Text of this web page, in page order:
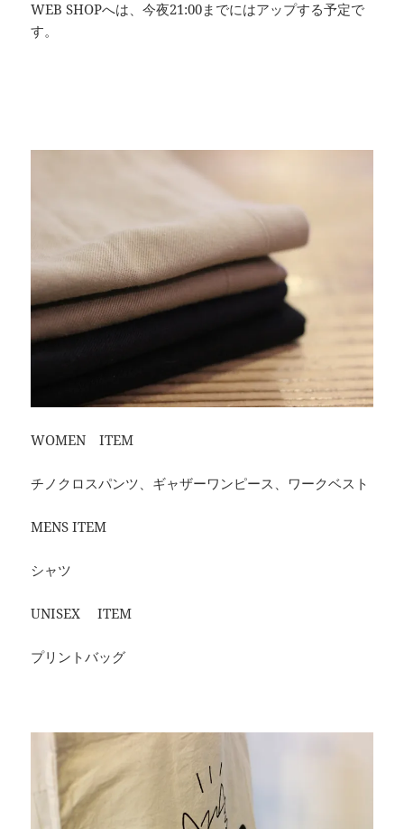
WEB SHOPへは、今夜21:00までにはアップする予定で
す。
WOMEN ITEM
チノクロスパンツ、ギャザーワンピース、ワークベスト
MENS ITEM
シャツ
UNISEX ITEM
プリントバッグ